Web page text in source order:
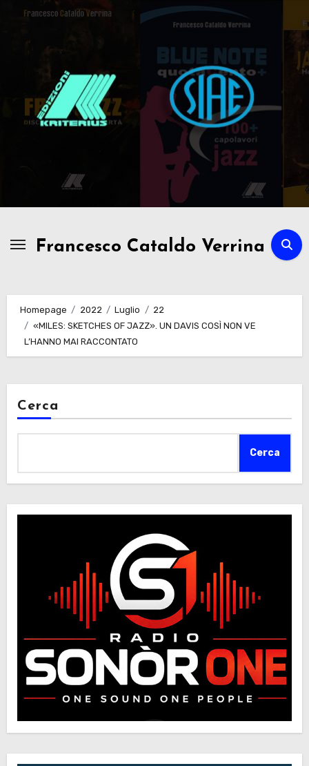
Passa
Francesco Cataldo Verrina
Homepage 2022 Luglio
22
«MILES: SKETCHES OF JAZZ». UN DAVIS COSÌ NON VE
L’HANNO MAI RACCONTATO
Cerca
Cerca